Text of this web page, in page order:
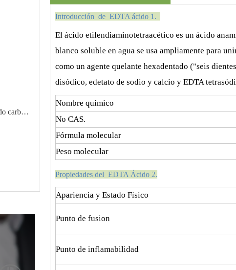
Productos químicos de ácido carboxílico
Introducción de EDTA ácido 1.
El ácido etilendiaminotetraacético es un ácido
blanco soluble en agua se usa ampliamente para
como un agente quelante hexadentado ("seis
disódico, edetato de sodio y calcio y EDTA
Nombre químico
No CAS.
Fórmula molecular
Peso molecular
Propiedades del EDTA Ácido 2.
Apariencia y Estado Físico
Punto de fusion
Punto de inflamabilidad